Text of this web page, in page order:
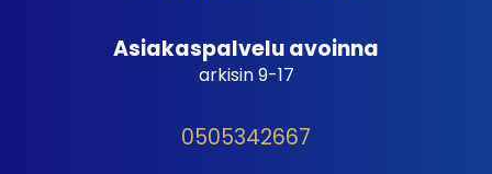
Asiakaspalvelu avoinna
arkisin 9-17
0505342667